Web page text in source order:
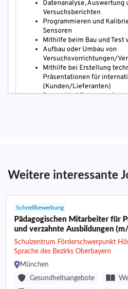
Weitere interessante
Schnellbewerbung
Pädagogischen Mitarbeiter für
und verzahnte Ausbildungen
Teilzeit
Schulzentrum Förderschwerpunkt
Sprache des Bezirks Oberbayern
München
Gesundheitsangebote